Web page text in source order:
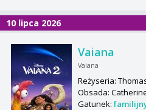
10 lipca 2026
Vaiana
Vaiana
Reżyseria:
Obsada:
Gatunek: